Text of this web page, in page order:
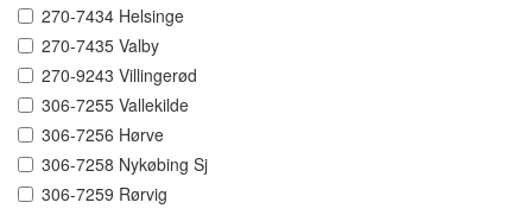
270-7434 Helsinge
270-7435 Valby
270-9243 Villingerød
306-7255 Vallekilde
306-7256 Hørve
306-7258 Nykøbing Sj
306-7259 Rørvig